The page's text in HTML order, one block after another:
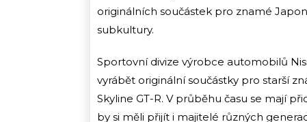
originálních součástek pro znamé
subkultury.
Sportovní divize výrobce automobilů
vyrábět originální součástky pro starší
Skyline GT-R. V průběhu času se mají
by si měli přijít i majitelé různých